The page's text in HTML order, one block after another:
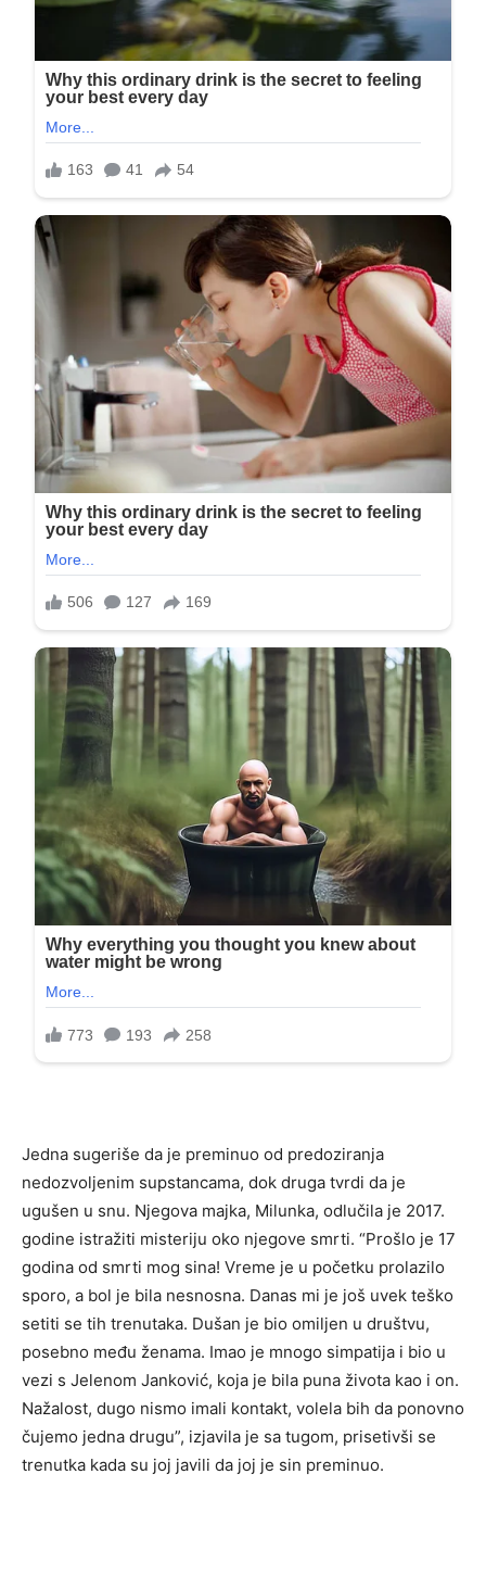
Jedna sugeriše da je preminuo od predoziranja
nedozvoljenim supstancama, dok druga tvrdi da je
ugušen u snu. Njegova majka, Milunka, odlučila je 2017.
godine istražiti misteriju oko njegove smrti. “Prošlo je 17
godina od smrti mog sina! Vreme je u početku prolazilo
sporo, a bol je bila nesnosna. Danas mi je još uvek teško
setiti se tih trenutaka. Dušan je bio omiljen u društvu,
posebno među ženama. Imao je mnogo simpatija i bio u
vezi s Jelenom Janković, koja je bila puna života kao i on.
Nažalost, dugo nismo imali kontakt, volela bih da ponovno
čujemo jedna drugu”, izjavila je sa tugom, prisetivši se
trenutka kada su joj javili da joj je sin preminuo.